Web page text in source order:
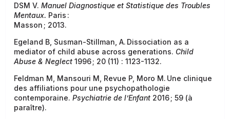
DSM V. Manuel Diagnostique et Statistique des Troubles
Mentaux. Paris :
Masson ; 2013.
Egeland B, Susman-Stillman, A. Dissociation as a
mediator of child abuse across generations. Child
Abuse & Neglect 1996 ; 20 (11) : 1123-1132.
Feldman M, Mansouri M, Revue P, Moro M. Une clinique
des affiliations pour une psychopathologie
contemporaine. Psychiatrie de l’Enfant 2016 ; 59 (à
paraître).